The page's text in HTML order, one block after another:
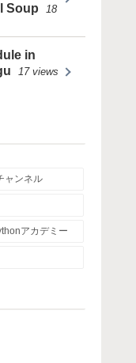
Soup
18
in
17 views
ャンネル
アカデミー